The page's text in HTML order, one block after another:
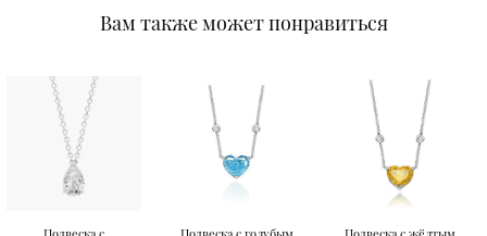
Вам также может понравиться